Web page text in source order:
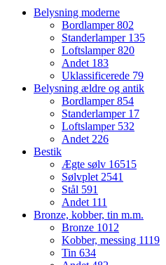
Belysning moderne
Bordlamper802
Standerlamper 135
Loftslamper820
Andet 183
Uklassificerede 79
Belysning ældre og antik
Bordlamper854
Standerlamper 17
Loftslamper 532
Andet226
Bestik
Ægte sølv 16515
Sølvplet2541
Stål 591
Andet 111
Bronze, kobber, tin m.m.
Bronze 1012
Kobber, messing 1119
Tin 634